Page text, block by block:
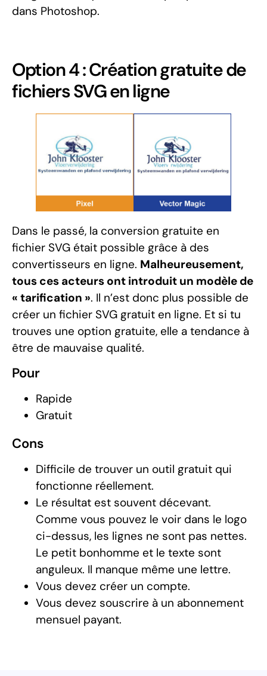
dans Photoshop.
Option 4 : Création gratuite de
fichiers SVG en ligne
Dans le passé, la conversion gratuite en
fichier SVG était possible grâce à des
convertisseurs en ligne. Malheureusement,
tous ces acteurs ont introduit un modèle de
« tarification ». Il n’est donc plus possible de
créer un fichier SVG gratuit en ligne. Et si tu
trouves une option gratuite, elle a tendance à
être de mauvaise qualité.
Pour
Rapide
Gratuit
Cons
Difficile de trouver un outil gratuit qui
fonctionne réellement.
Le résultat est souvent décevant.
Comme vous pouvez le voir dans le logo
ci-dessus, les lignes ne sont pas nettes.
Le petit bonhomme et le texte sont
anguleux. Il manque même une lettre.
Vous devez créer un compte.
Vous devez souscrire à un abonnement
mensuel payant.